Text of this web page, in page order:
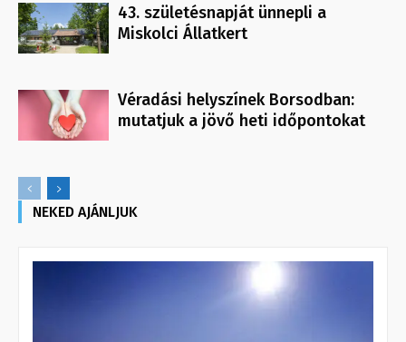
43. születésnapját ünnepli a
Miskolci Állatkert
Véradási helyszínek Borsodban:
mutatjuk a jövő heti időpontokat
NEKED AJÁNLJUK